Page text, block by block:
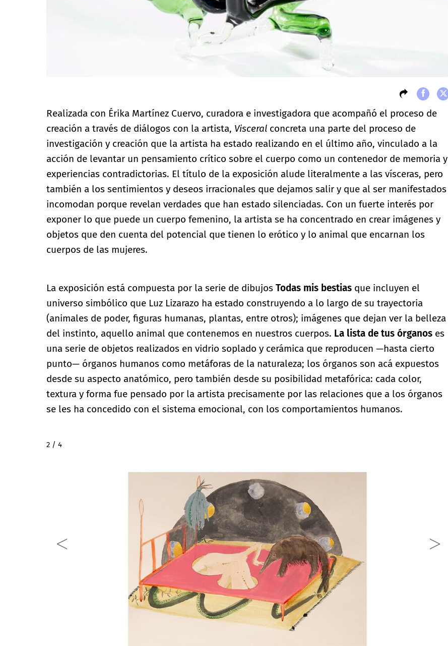
Realizada con Érika Martínez Cuervo, curadora e investigadora que acompañó el proceso de
creación a través de diálogos con la artista, Visceral concreta una parte del proceso de
investigación y creación que la artista ha estado realizando en el último año, vinculado a la
acción de levantar un pensamiento crítico sobre el cuerpo como un contenedor de memoria y
experiencias contradictorias. El título de la exposición alude literalmente a las vísceras, pero
también a los sentimientos y deseos irracionales que dejamos salir y que al ser manifestados
incomodan porque revelan verdades que han estado silenciadas. Con un fuerte interés por
exponer lo que puede un cuerpo femenino, la artista se ha concentrado en crear imágenes y
objetos que den cuenta del potencial que tienen lo erótico y lo animal que encarnan los
cuerpos de las mujeres.
La exposición está compuesta por la serie de dibujos Todas mis bestias que incluyen el
universo simbólico que Luz Lizarazo ha estado construyendo a lo largo de su trayectoria
(animales de poder, figuras humanas, plantas, entre otros); imágenes que dejan ver la belleza
del instinto, aquello animal que contenemos en nuestros cuerpos. La lista de tus órganos es
una serie de objetos realizados en vidrio soplado y cerámica que reproducen —hasta cierto
punto— órganos humanos como metáforas de la naturaleza; los órganos son acá expuestos
desde su aspecto anatómico, pero también desde su posibilidad metafórica: cada color,
textura y forma fue pensado por la artista precisamente por las relaciones que a los órganos
se les ha concedido con el sistema emocional, con los comportamientos humanos.
2 / 4